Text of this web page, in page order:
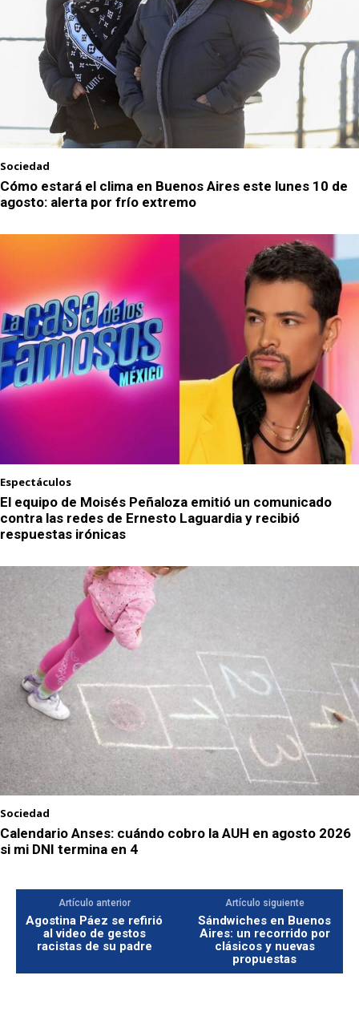
Sociedad
Cómo estará el clima en Buenos Aires este lunes 10 de
agosto: alerta por frío extremo
Espectáculos
El equipo de Moisés Peñaloza emitió un comunicado
contra las redes de Ernesto Laguardia y recibió
respuestas irónicas
Sociedad
Calendario Anses: cuándo cobro la AUH en agosto 2026
si mi DNI termina en 4
Artículo anterior
Agostina Páez se refirió
al video de gestos
racistas de su padre
Artículo siguiente
Sándwiches en Buenos
Aires: un recorrido por
clásicos y nuevas
propuestas